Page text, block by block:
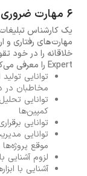
6 مهارت ضروری کارشناس تبلیغات
یک کارشناس
مهارت‌های رفتاری و
Expert را معرفی می‌کنیم:
توانایی
مخاطبان در
توانایی
کمپین‌ها
توانایی
توانایی
موقع پروژه‌ها
لزوم آشنایی
آشنایی با